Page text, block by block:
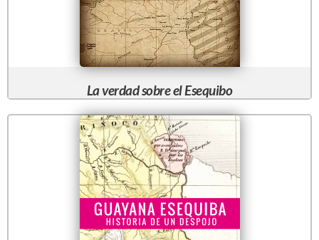
La verdad sobre el Esequibo